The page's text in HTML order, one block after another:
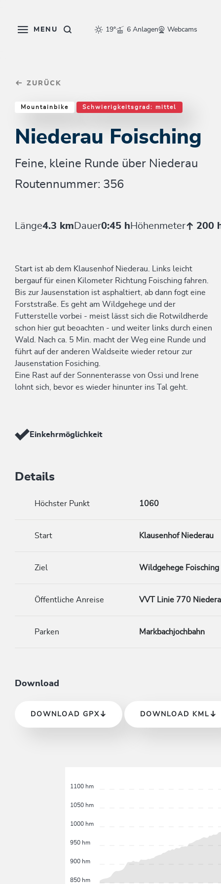
MENU 19° 6 Anlagen Webcams
ZURÜCK
Mountainbike Schwierigkeitsgrad: mittel
Niederau Foisching
Feine, kleine Runde über Niederau
Routennummer: 356
Länge4.3 km Dauer0:45 h Höhenmeter 200
Start ist ab dem Klausenhof Niederau. Links leicht
bergauf für einen Kilometer Richtung Foisching fahren.
Bis zur Jausenstation ist asphaltiert, ab dann fogt eine
Forststraße. Es geht am Wildgehege und der
Futterstelle vorbei - meist lässt sich die Rotwildherde
schon hier gut beoachten - und weiter links durch einen
Wald. Nach ca. 5 Min. macht der Weg eine Runde und
führt auf der anderen Waldseite wieder retour zur
Jausenstation Fosiching.
Eine Rast auf der Sonnenterasse von Ossi und Irene
lohnt sich, bevor es wieder hinunter ins Tal geht.
Einkehrmöglichkeit
Details
Höchster Punkt 1060
Start Klausenhof Niederau
Ziel Wildgehege Foisching
Öffentliche Anreise VVT Linie 770
Parken Markbachjochbahn
Download
DOWNLOAD GPX DOWNLOAD KML
850 hm
900 hm
950 hm
1000 hm
1050 hm
1100 hm